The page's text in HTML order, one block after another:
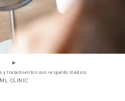
y tratamientos con respaldo médico
CLINIC